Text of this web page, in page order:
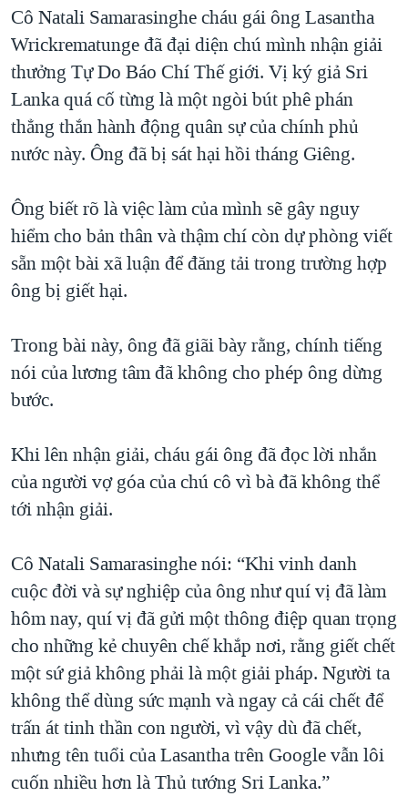
VĂN HOÁ
THỂ THAO
GIÁO DỤC
GROUND ZERO – XƯA VÀ NAY
CHI PHÍ CHIẾN TRANH AFGHANISTAN
CÁC GIÁ TRỊ CỘNG HÒA Ở VIỆT NAM
THƯỢNG ĐỈNH TRUMP-KIM TẠI VIỆT NAM
TRỊNH VĨNH BÌNH VS. CHÍNH PHỦ VIỆT NAM
QUAN HỆ VIỆT MỸ
Ngôn ngữ khác
Cô Natali Samarasinghe cháu gái ông Lasantha
Wrickrematunge đã đại diện chú mình nhận giải
thưởng Tự Do Báo Chí Thế giới. Vị ký giả Sri
Lanka quá cố từng là một ngòi bút phê phán
thẳng thắn hành động quân sự của chính phủ
nước này. Ông đã bị sát hại hồi tháng Giêng.
Ông biết rõ là việc làm của mình sẽ gây nguy
hiểm cho bản thân và thậm chí còn dự phòng viết
sẵn một bài xã luận để đăng tải trong trường hợp
ông bị giết hại.
Trong bài này, ông đã giãi bày rằng, chính tiếng
nói của lương tâm đã không cho phép ông dừng
bước.
Khi lên nhận giải, cháu gái ông đã đọc lời nhắn
của người vợ góa của chú cô vì bà đã không thể
tới nhận giải.
Cô Natali Samarasinghe nói: “Khi vinh danh
cuộc đời và sự nghiệp của ông như quí vị đã làm
hôm nay, quí vị đã gửi một thông điệp quan trọng
cho những kẻ chuyên chế khắp nơi, rằng giết chết
một sứ giả không phải là một giải pháp. Người ta
không thể dùng sức mạnh và ngay cả cái chết để
trấn át tinh thần con người, vì vậy dù đã chết,
nhưng tên tuổi của Lasantha trên Google vẫn lôi
cuốn nhiều hơn là Thủ tướng Sri Lanka.”